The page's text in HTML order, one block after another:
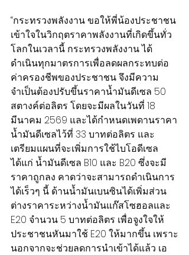
“กระทรวงพลังงาน ขอให้พี่น้องประชาชน
เข้าใจในวิกฤตราคาพลังงานที่เกิดขึ้นทั่ว
โลกในเวลานี้ กระทรวงพลังงาน ได้
ดำเนินทุกมาตรการเพื่อลดผลกระทบต่อ
ค่าครองชีพของประชาชน จึงมีความ
จำเป็นต้องปรับขึ้นราคาน้ำมันดีเซล 50
สตางค์ต่อลิตร โดยจะมีผลในวันที่ 18
มีนาคม 2569 และได้กำหนดเพดานราคา
น้ำมันดีเซลไว้ที่ 33 บาทต่อลิตร และ
เตรียมแผนที่จะเพิ่มการใช้ไบโอดีเซล
ได้แก่ น้ำมันดีเซล B10 และ B20 ซึ่งจะมี
ราคาถูกลง คาดว่าจะสามารถดำเนินการ
ได้เร็วๆ นี้ ด้านน้ำมันเบนซินได้เพิ่มส่วน
ต่างราคาระหว่างน้ำมันแก๊สโซฮอลและ
E20 จำนวน 5 บาทต่อลิตร เพื่อจูงใจให้
ประชาชนหันมาใช้ E20 ให้มากขึ้น เพราะ
นอกจากจะช่วยลดการนำเข้าได้แล้ว เอ